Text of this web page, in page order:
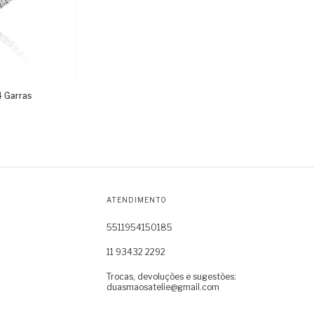
Garras
ATENDIMENTO
5511954150185
11 93432 2292
Trocas, devoluções e sugestões:
duasmaosatelie@gmail.com